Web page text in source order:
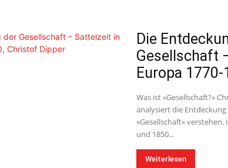
Die
Gesellschaft
Europa 1770-
Was ist »Gesellschaft?«
analysiert die Entdeckung
»Gesellschaft« verstehen.
und 1850...
Weiterlesen